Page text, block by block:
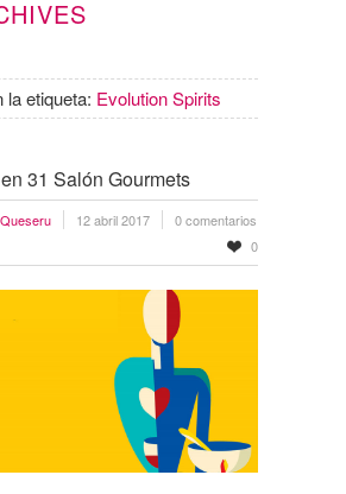
etiqueta: Evolution Spirits
31 Salón Gourmets
12 abril 2017
0 comentarios
0